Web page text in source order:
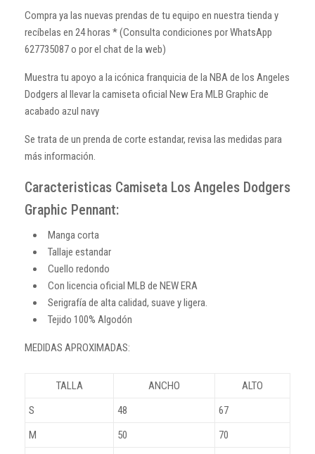
Compra ya las nuevas prendas de tu equipo en nuestra tienda y
recíbelas en 24 horas * (Consulta condiciones por WhatsApp
627735087 o por el chat de la web)
Muestra tu apoyo a la icónica franquicia de la NBA de los Angeles
Dodgers al llevar la camiseta oficial New Era MLB Graphic de
acabado azul navy
Se trata de un prenda de corte estandar, revisa las medidas para
más información.
Caracteristicas Camiseta Los Angeles Dodgers
Graphic Pennant:
Manga corta
Tallaje estandar
Cuello redondo
Con licencia oficial MLB de NEW ERA
Serigrafía de alta calidad, suave y ligera.
Tejido 100% Algodón
MEDIDAS APROXIMADAS:
TALLA ANCHO
ALTO
S
48
67
M
50
70